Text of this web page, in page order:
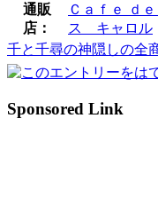
通販
店：
Ｃａｆｅ ｄ
ス キャロル
千と千尋の神隠しの全
Sponsored Link